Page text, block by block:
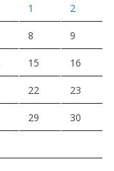
1 2
8 9
15 16
22 23
29 30